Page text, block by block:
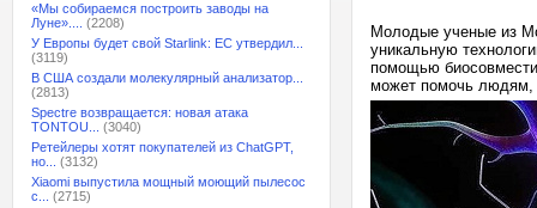
«Мы собираемся построить заводы на
Луне»....
(2208)
У Европы будет свой Starlink: ЕС утвердил...
(3119)
В США создали молекулярный анализатор...
(2813)
Spectre возвращается: новая атака
TONTOU...
(3040)
Ретейлеры хотят покупателей из ChatGPT,
но...
(3132)
Xiaomi выпустила мощный моющий пылесос
с...
(2715)
Молодые ученые из
уникальную
помощью
может помочь людям,